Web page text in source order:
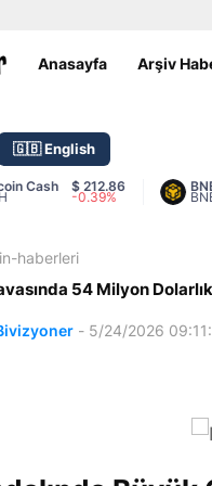
Anasayfa Arşiv
🇬🇧 English
$ 212.86
-0.39%
BNB
BNB -
haberleri
54 Milyon
- 5/24/2026